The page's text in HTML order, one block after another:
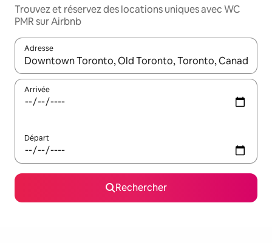
Trouvez et réservez des locations uniques avec WC
PMR sur Airbnb
Adresse
Lorsque les résultats s'affichent, utilisez les flèches vers le
Arrivée
Départ
Rechercher